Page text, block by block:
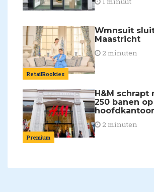
RetailRookies
Wmnsuit
Maastricht
2 minuten
Premium
H&M
250 banen
hoofdkantoor
2 minuten